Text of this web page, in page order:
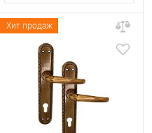
Хит продаж